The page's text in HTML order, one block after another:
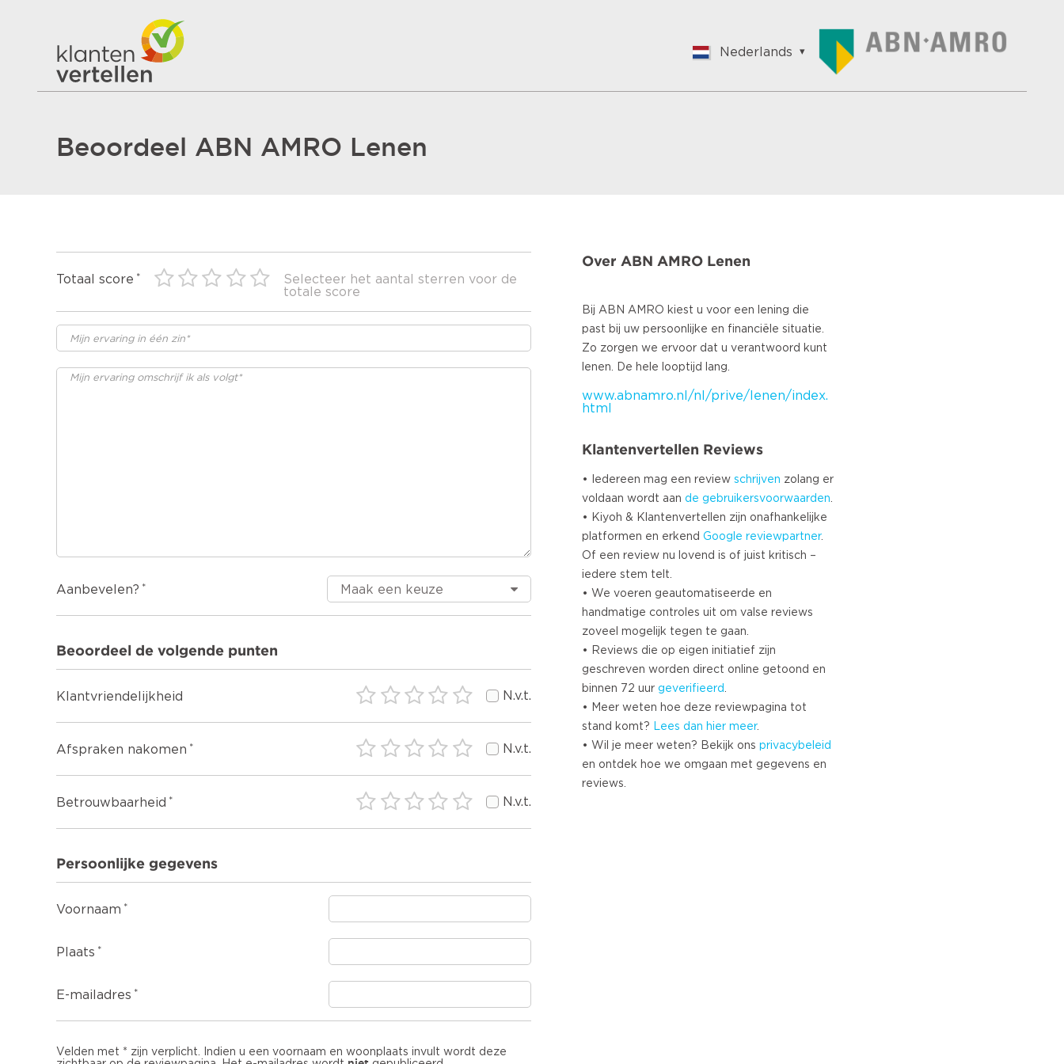
Nederlands
Nederlands
Turkish
Beoordeel ABN AMRO Lenen
Totaal score
Selecteer het aantal sterren voor de
totale score
Aanbevelen?
Beoordeel de volgende punten
Klantvriendelijkheid N.v.t.
Afspraken nakomen N.v.t.
Betrouwbaarheid N.v.t.
Persoonlijke gegevens
Voornaam
Plaats
E-mailadres
Velden met * zijn verplicht. Indien u een voornaam en woonplaats invult wordt deze
Over ABN AMRO Lenen
Bij ABN AMRO kiest u voor een lening die
past bij uw persoonlijke en financiële situatie.
Zo zorgen we ervoor dat u verantwoord kunt
www.abnamro.nl/nl/prive/lenen/index.
html
Klantenvertellen Reviews
• Iedereen mag een review schrijven zolang er
voldaan wordt aan de gebruikersvoorwaarden.
• Kiyoh & Klantenvertellen zijn onafhankelijke
platformen en erkend Google reviewpartner.
Of een review nu lovend is of juist kritisch –
iedere stem telt.
• We voeren geautomatiseerde en
handmatige controles uit om valse reviews
zoveel mogelijk tegen te gaan.
• Reviews die op eigen initiatief zijn
geschreven worden direct online getoond en
binnen 72 uur geverifieerd.
• Meer weten hoe deze reviewpagina tot
stand komt? Lees dan hier meer.
• Wil je meer weten? Bekijk ons privacybeleid
en ontdek hoe we omgaan met gegevens en
reviews.